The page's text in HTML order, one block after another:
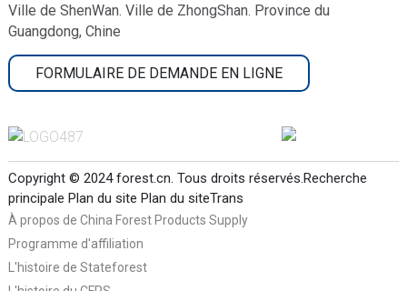
Ville de ShenWan. Ville de ZhongShan. Province du
Guangdong, Chine
FORMULAIRE DE DEMANDE EN LIGNE
Copyright © 2024 forest.cn. Tous droits réservés.Recherche
principale Plan du site Plan du siteTrans
À propos de China Forest Products Supply
Programme d'affiliation
L'histoire de Stateforest